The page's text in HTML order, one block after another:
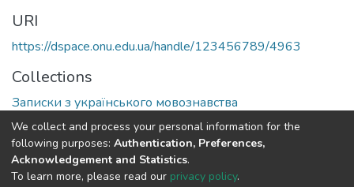
URI
https://dspace.onu.edu.ua/handle/123456789/4963
Collections
Записки з українського мовознавства
Full item page
We collect and process your personal information for the
following purposes: Authentication, Preferences,
Acknowledgement and Statistics.
To learn more, please read our privacy policy.